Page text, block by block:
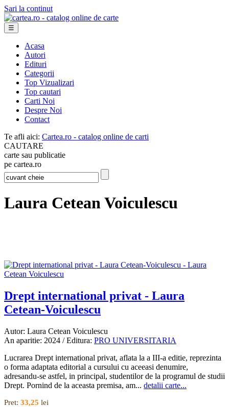
Sari la continut
☰
Acasa
Autori
Edituri
Categorii
Top Vizualizari
Top cautari
Carti Noi
Despre Noi
Contact
Te afli aici: Cartea.ro - catalog online de carti
CAUTARE
carte sau publicatie
pe cartea.ro
Laura Cetean Voiculescu
Drept international privat - Laura
Cetean-Voiculescu
Autor: Laura Cetean Voiculescu
An aparitie: 2024 / Editura: PRO UNIVERSITARIA
Lucrarea Drept international privat, aflata la a III-a editie, reprezinta
o forma adaptata editorial a cursului cu aceeasi denumire,
adresandu-se astfel, in principal, studentilor de la programul de studii
Drept. Pornind de la aceasta premisa, am... detalii carte...
Pret: 33,25 lei